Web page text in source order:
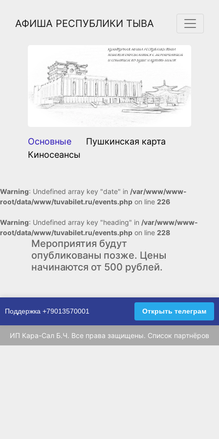
АФИША РЕСПУБЛИКИ ТЫВА
Previous Next
Основные
Пушкинская карта
Киносеансы
Warning: Undefined array key "date" in /var/www/www-
root/data/www/tuvabilet.ru/events.php on line 226
Warning: Undefined array key "heading" in /var/www/www-
root/data/www/tuvabilet.ru/events.php on line 228
Мероприятия будут
опубликованы позже. Цены
начинаются от 500 рублей.
Поддержка +79013570001 Открыть телеграм
ИП Кара-Сал Б.Ч. Все права защищены. Список партнёров